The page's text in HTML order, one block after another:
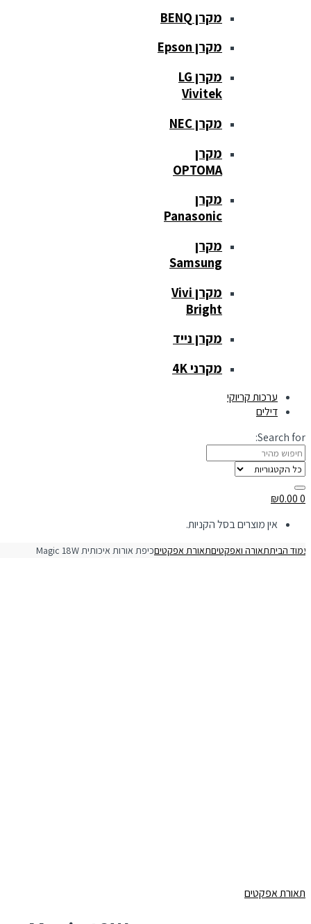
מקרן BENQ
מקרן Epson
מקרן LG
Vivitek
מקרן NEC
מקרן
OPTOMA
מקרן
Panasonic
מקרן
Samsung
מקרן Vivi
Bright
מקרן נייד
מקרני 4K
ערכות קריוקי
דילים
Search for:
₪0.00
אין מוצרים בסל הקניות.
הביתתאורה ואפקטיםתאורת אפקטיםכיפת אורות איכותית Magic 18W
תאורת אפקטים